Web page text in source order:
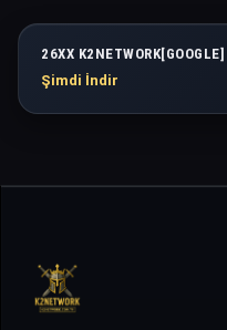
26XX K2NETWORK[GOOGLE]
Şimdi İndir